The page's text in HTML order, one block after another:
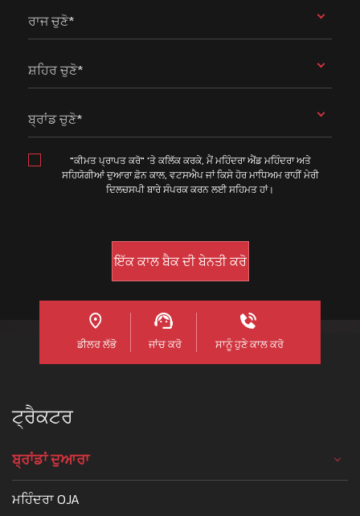
ਰਾਜ ਚੁਣੋ*
ਸ਼ਹਿਰ ਚੁਣੋ*
ਬ੍ਰਾਂਡ ਚੁਣੋ*
"ਕੀਮਤ ਪ੍ਰਾਪਤ ਕਰੋ" 'ਤੇ ਕਲਿੱਕ ਕਰਕੇ, ਮੈਂ ਮਹਿੰਦਰਾ ਐਂਡ ਮਹਿੰਦਰਾ ਅਤੇ
ਸਹਿਯੋਗੀਆਂ ਦੁਆਰਾ ਫ਼ੋਨ ਕਾਲ, ਵਟਸਐਪ ਜਾਂ ਕਿਸੇ ਹੋਰ ਮਾਧਿਅਮ ਰਾਹੀਂ ਮੇਰੀ
ਦਿਲਚਸਪੀ ਬਾਰੇ ਸੰਪਰਕ ਕਰਨ ਲਈ ਸਹਿਮਤ ਹਾਂ।
ਡੀਲਰ ਲੱਭੋ ਜਾਂਚ ਕਰੋ ਸਾਨੂੰ ਹੁਣੇ ਕਾਲ ਕਰੋ
ਟ੍ਰੈਕਟਰ
ਬ੍ਰਾਂਡਾਂ ਦੁਆਰਾ
ਮਹਿੰਦਰਾ OJA